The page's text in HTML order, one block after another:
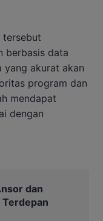
tersebut
berbasis data
yang akurat akan
program dan
mendapat
dengan
dan
Terdepan